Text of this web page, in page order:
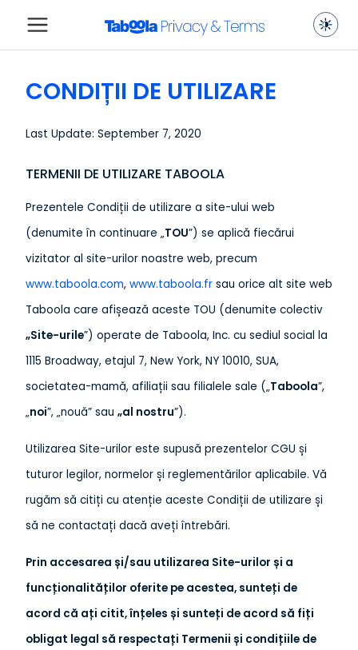
CONDIȚII DE UTILIZARE
Last Update: September 7, 2020
TERMENII DE UTILIZARE TABOOLA
Prezentele Condiții de utilizare a site-ului web
(denumite în continuare „TOU”) se aplică fiecărui
vizitator al site-urilor noastre web, precum
www.taboola.com, www.taboola.fr sau orice alt site web
Taboola care afișează aceste TOU (denumite colectiv
„Site-urile”) operate de Taboola, Inc. cu sediul social la
1115 Broadway, etajul 7, New York, NY 10010, SUA,
societatea-mamă, afiliații sau filialele sale („Taboola”,
„noi”, „nouă” sau „al nostru”).
Utilizarea Site-urilor este supusă prezentelor CGU și
tuturor legilor, normelor și reglementărilor aplicabile. Vă
rugăm să citiți cu atenție aceste Condiții de utilizare și
să ne contactați dacă aveți întrebări.
Prin accesarea și/sau utilizarea Site-urilor și a
funcționalităților oferite pe acestea, sunteți de
acord că ați citit, înțeles și sunteți de acord să fiți
obligat legal să respectați Termenii și condițiile de